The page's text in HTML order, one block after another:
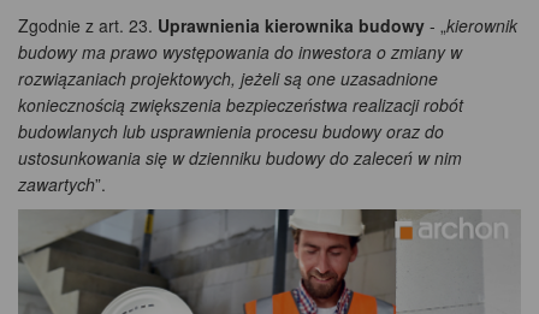
Zgodnie z art. 23. Uprawnienia kierownika budowy - „kierownik
budowy ma prawo występowania do inwestora o zmiany w
rozwiązaniach projektowych, jeżeli są one uzasadnione
koniecznością zwiększenia bezpieczeństwa realizacji robót
budowlanych lub usprawnienia procesu budowy oraz do
ustosunkowania się w dzienniku budowy do zaleceń w nim
zawartych”.